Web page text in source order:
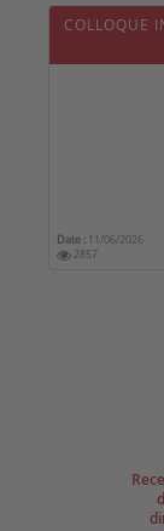
COLLOQUE
Date : 11/06/2026
2857